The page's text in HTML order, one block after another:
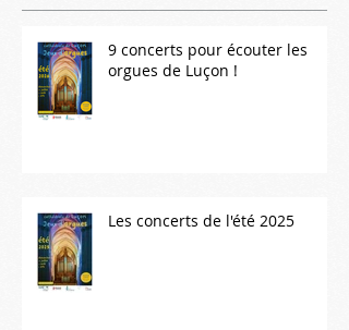
9 concerts pour écouter les
orgues de Luçon !
Les concerts de l'été 2025